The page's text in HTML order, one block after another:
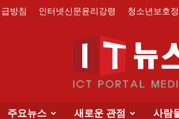
방침 인터넷신문윤리강령 청소년보호
주요뉴스 새로운 관점 사람